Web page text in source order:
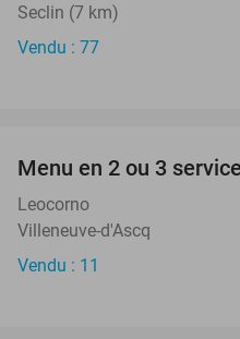
Seclin (7 km)
Vendu : 77
Menu en 2 ou 3
Leocorno
Villeneuve-d'Ascq
Vendu : 11